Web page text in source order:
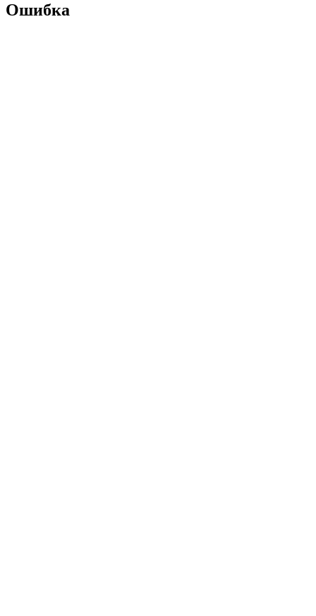
Ошибка